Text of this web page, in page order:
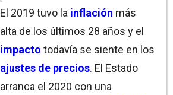
El 2019 tuvo la inflación más
alta de los últimos 28 años y el
impacto todavía se siente en los
ajustes de precios. El Estado
arranca el 2020 con una